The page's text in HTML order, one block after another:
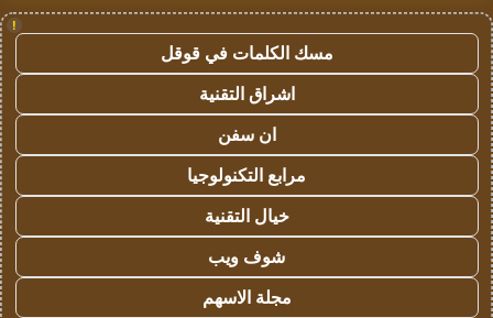
!
مسك الكلمات في قوقل
اشراق التقنية
ان سفن
مرابع التكنولوجيا
خيال التقنية
شوف ويب
مجلة الاسهم